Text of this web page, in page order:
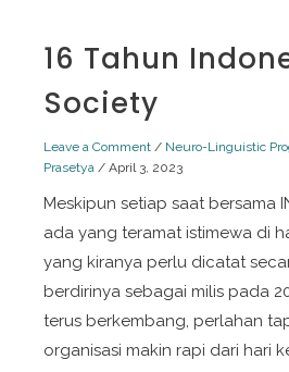
16 Tahun
Society
Leave a Comment / Neuro-Linguistic
Prasetya / April 3, 2023
Meskipun setiap saat bersama
ada yang teramat istimewa di
yang kiranya perlu dicatat
berdirinya sebagai milis pada
terus berkembang, perlahan
organisasi makin rapi dari hari